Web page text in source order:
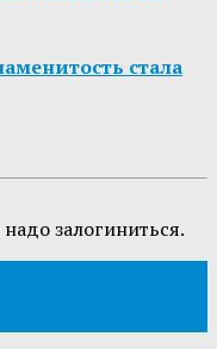
стала
залогиниться.